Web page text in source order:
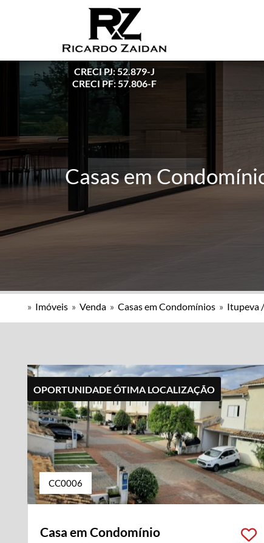
CRECI PJ: 52.879-J
CRECI PF: 57.806-F
Casas em
» Imóveis » Venda » Casas em Condomínios » Itupeva
OPORTUNIDADE ÓTIMA LOCALIZAÇÃO
CC0006
Casa em Condomínio